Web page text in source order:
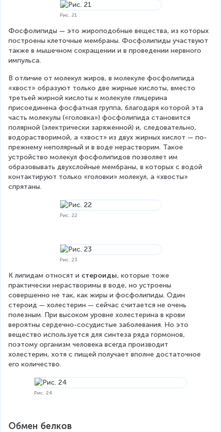
Рис. 21
Фосфолипиды — это жироподобные вещества, из которых
построены клеточные мембраны. Фосфолипиды участвуют
также в мышечном сокращении и в проведении нервного
импульса.
В отличие от молекул жиров, в молекуле фосфолипида
«хвост» образуют только две жирные кислоты, вместо
третьей жирной кислоты к молекуле глицерина
присоединена фосфатная группа, благодаря которой эта
часть молекулы («головка») фосфолипида становится
полярной (электрически заряженной) и, следовательно,
водорастворимой, а «хвост» из двух жирных кислот — по-
прежнему неполярный и в воде нерастворим. Такое
устройство молекул фосфолипидов позволяет им
образовывать двухслойные мембраны, в которых с водой
контактируют только «головки» молекул, а «хвосты»
спрятаны.
Рис. 22
Рис. 23
К липидам относят и стероиды, которые тоже
практически нерастворимы в воде, но устроены
совершенно не так, как жиры и фосфолипиды. Один
стероид — холестерин — сейчас считается не очень
полезным. При высоком уровне холестерина в крови
вероятны сердечно-сосудистые заболевания. Но это
вещество используется для синтеза ряда гормонов,
поэтому организм человека всегда производит
холестерин, хотя с пищей получает вполне достаточное
его количество.
Рис. 24
Обмен белков